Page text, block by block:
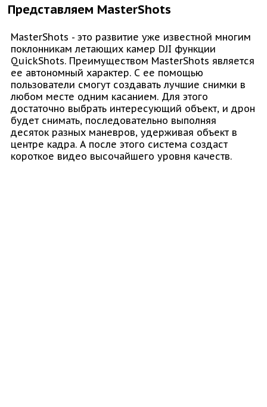
Представляем MasterShots
MasterShots - это развитие уже известной многим
поклонникам летающих камер DJI функции
QuickShots. Преимуществом MasterShots является
ее автономный характер. С ее помощью
пользователи смогут создавать лучшие снимки в
любом месте одним касанием. Для этого
достаточно выбрать интересующий объект, и дрон
будет снимать, последовательно выполняя
десяток разных маневров, удерживая объект в
центре кадра. А после этого система создаст
короткое видео высочайшего уровня качеств.